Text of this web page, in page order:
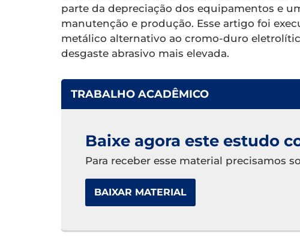
parte da depreciação dos equipamentos e
manutenção e produção. Esse artigo foi
metálico alternativo ao cromo-duro
desgaste abrasivo mais elevada.
TRABALHO ACADÊMICO
Baixe agora este estudo
Para receber esse material precisamos
BAIXAR MATERIAL